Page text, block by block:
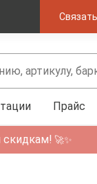
Прайс
скидкам! 🚀✨